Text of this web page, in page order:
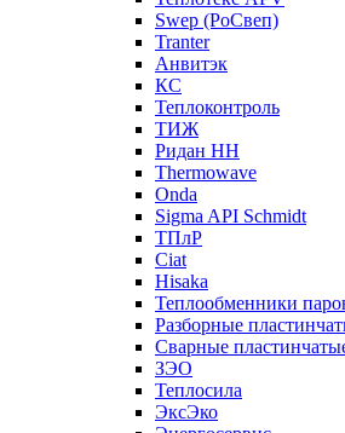
Swep (РоСвеп)
Tranter
Анвитэк
КС
Теплоконтроль
ТИЖ
Ридан НН
Thermowave
Onda
Sigma API Schmidt
ТПлР
Ciat
Hisaka
Теплообменники
Разборные
Сварные
ЗЭО
Теплосила
ЭксЭко